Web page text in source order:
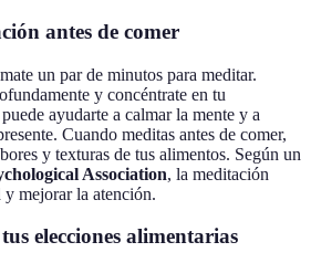
antes de comer
un par de minutos para meditar.
y concéntrate en tu
ayudarte a calmar la mente y a
Cuando meditas antes de comer,
y texturas de tus alimentos. Según un
Association, la meditación
y mejorar la atención.
elecciones alimentarias